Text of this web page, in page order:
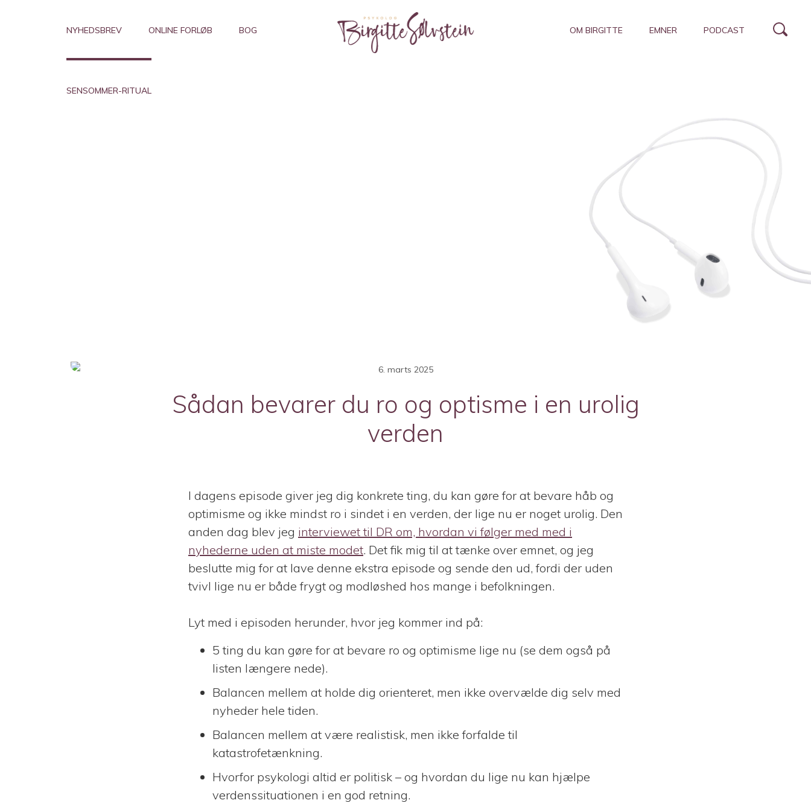
NYHEDSBREV ONLINE FORLØB BOG
SENSOMMER-RITUAL
OM BIRGITTE EMNER PODCAST
6. marts 2025
Sådan bevarer du ro og optisme i en urolig
verden
I dagens episode giver jeg dig konkrete ting, du kan gøre for at bevare håb og
optimisme og ikke mindst ro i sindet i en verden, der lige nu er noget urolig. Den
anden dag blev jeg interviewet til DR om, hvordan vi følger med med i
nyhederne uden at miste modet. Det fik mig til at tænke over emnet, og jeg
beslutte mig for at lave denne ekstra episode og sende den ud, fordi der uden
tvivl lige nu er både frygt og modløshed hos mange i befolkningen.
Lyt med i episoden herunder, hvor jeg kommer ind på:
5 ting du kan gøre for at bevare ro og optimisme lige nu (se dem også på
listen længere nede).
Balancen mellem at holde dig orienteret, men ikke overvælde dig selv med
nyheder hele tiden.
Balancen mellem at være realistisk, men ikke forfalde til
katastrofetænkning.
Hvorfor psykologi altid er politisk – og hvordan du lige nu kan hjælpe
verdenssituationen i en god retning.